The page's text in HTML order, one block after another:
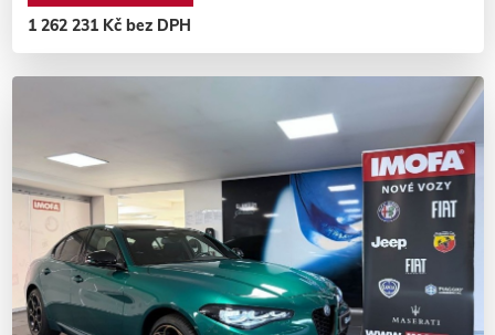
1 262 231 Kč bez DPH